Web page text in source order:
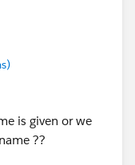
is given or we
??